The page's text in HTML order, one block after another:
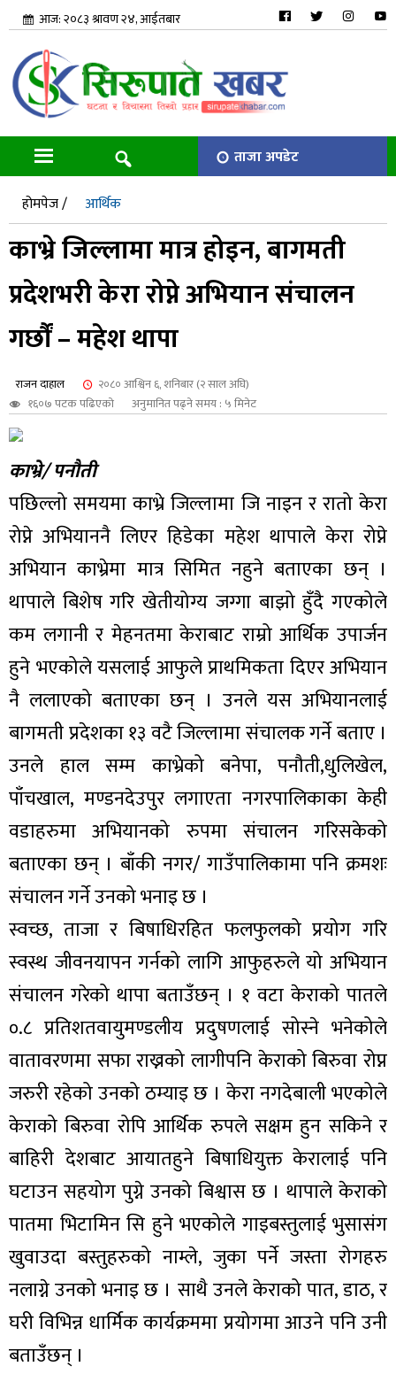
आज: २०८३ श्रावण २४, आईतबार
ताजा अपडेट
होमपेज /
आर्थिक
काभ्रे जिल्लामा मात्र होइन, बागमती
प्रदेशभरी केरा रोप्ने अभियान संचालन
गर्छौं – महेश थापा
राजन दाहाल
२०८० आश्विन ६, शनिबार (२ साल अघि)
१६०७ पटक पढिएको
अनुमानित पढ्ने समय : ५ मिनेट
काभ्रे/ पनौती
पछिल्लो समयमा काभ्रे जिल्लामा जि नाइन र रातो केरा
रोप्ने अभियाननै लिएर हिडेका महेश थापाले केरा रोप्ने
अभियान काभ्रेमा मात्र सिमित नहुने बताएका छन् ।
थापाले बिशेष गरि खेतीयोग्य जग्गा बाझो हुँदै गएकोले
कम लगानी र मेहनतमा केराबाट राम्रो आर्थिक उपार्जन
हुने भएकोले यसलाई आफुले प्राथमिकता दिएर अभियान
नै ललाएको बताएका छन् । उनले यस अभियानलाई
बागमती प्रदेशका १३ वटै जिल्लामा संचालक गर्ने बताए ।
उनले हाल सम्म काभ्रेको बनेपा, पनौती,धुलिखेल,
पाँचखाल, मण्डनदेउपुर लगाएता नगरपालिकाका केही
वडाहरुमा अभियानको रुपमा संचालन गरिसकेको
बताएका छन् । बाँकी नगर/ गाउँपालिकामा पनि क्रमशः
संचालन गर्ने उनको भनाइ छ ।
स्वच्छ, ताजा र बिषाधिरहित फलफुलको प्रयोग गरि
स्वस्थ जीवनयापन गर्नको लागि आफुहरुले यो अभियान
संचालन गरेको थापा बताउँछन् । १ वटा केराको पातले
०.८ प्रतिशतवायुमण्डलीय प्रदुषणलाई सोस्ने भनेकोले
वातावरणमा सफा राख्नको लागीपनि केराको बिरुवा रोप्न
जरुरी रहेको उनको ठम्याइ छ । केरा नगदेबाली भएकोले
केराको बिरुवा रोपि आर्थिक रुपले सक्षम हुन सकिने र
बाहिरी देशबाट आयातहुने बिषाधियुक्त केरालाई पनि
घटाउन सहयोग पुग्ने उनको बिश्वास छ । थापाले केराको
पातमा भिटामिन सि हुने भएकोले गाइबस्तुलाई भुसासंग
खुवाउदा बस्तुहरुको नाम्ले, जुका पर्ने जस्ता रोगहरु
नलाग्ने उनको भनाइ छ । साथै उनले केराको पात, डाठ, र
घरी विभिन्न धार्मिक कार्यक्रममा प्रयोगमा आउने पनि उनी
बताउँछन् ।